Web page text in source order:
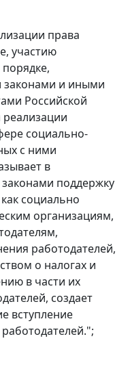
права
участию
законами и иными
Российской
социально-
с ними
в
поддержку
социально
организациям,
работодателей,
о налогах и
в части их
создает
вступление